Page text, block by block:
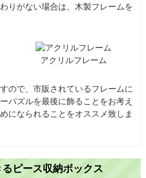
りがない場合は、木製フレームを
アクリルフレーム
ので、市販されているフレームに
パズルを最後に飾ることをお考え
になられることをオススメ致しま
ピース収納ボックス